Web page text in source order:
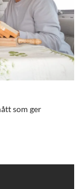
som ger